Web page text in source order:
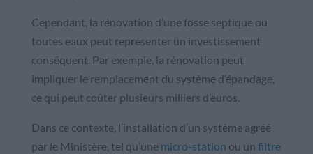
Cependant, la rénovation d’une fosse septique ou
toutes eaux peut représenter un investissement
conséquent. Par exemple, la rénovation peut
impliquer le remplacement du système d’épandage,
ce qui peut coûter plusieurs milliers d’euros.
Dans ce contexte, l’installation d’un système agréé
par le Ministère, tel qu’une micro-station ou un filtre